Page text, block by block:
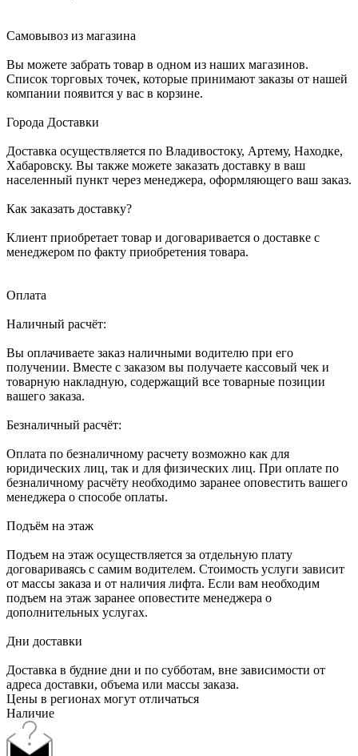
Самовывоз из магазина
Вы можете забрать товар в одном из наших магазинов.
Список торговых точек, которые принимают заказы от нашей
компании появится у вас в корзине.
Города Доставки
Доставка осуществляется по Владивостоку, Артему, Находке,
Хабаровску. Вы также можете заказать доставку в ваш
населенный пункт через менеджера, оформляющего ваш заказ.
Как заказать доставку?
Клиент приобретает товар и договаривается о доставке с
менеджером по факту приобретения товара.
Оплата
Наличный расчёт:
Вы оплачиваете заказ наличными водителю при его
получении. Вместе с заказом вы получаете кассовый чек и
товарную накладную, содержащий все товарные позиции
вашего заказа.
Безналичный расчёт:
Оплата по безналичному расчету возможно как для
юридических лиц, так и для физических лиц. При оплате по
безналичному расчёту необходимо заранее оповестить вашего
менеджера о способе оплаты.
Подъём на этаж
Подъем на этаж осуществляется за отдельную плату
договариваясь с самим водителем. Стоимость услуги зависит
от массы заказа и от наличия лифта. Если вам необходим
подъем на этаж заранее оповестите менеджера о
дополнительных услугах.
Дни доставки
Доставка в будние дни и по субботам, вне зависимости от
адреса доставки, объема или массы заказа.
Цены в регионах могут отличаться
Наличие